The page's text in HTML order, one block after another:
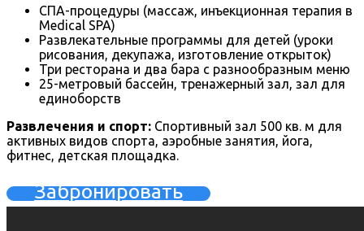
СПА-процедуры (массаж, инъекционная терапия в
Medical SPA)
Развлекательные программы для детей (уроки
рисования, декупажа, изготовление открыток)
Три ресторана и два бара с разнообразным меню
25-метровый бассейн, тренажерный зал, зал для
единоборств
Развлечения и спорт: Спортивный зал 500 кв. м для
активных видов спорта, аэробные занятия, йога,
фитнес, детская площадка.
Забронировать